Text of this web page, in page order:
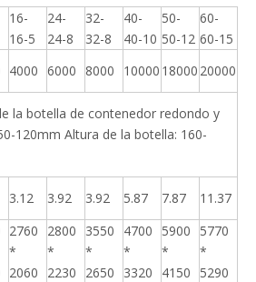
16-
16-5
24-
24-8
32-
32-8
40-
40-10
50-
50-12
60-
60-15
4000 6000 8000 10000 18000 20000
la botella de contenedor redondo y
120mm Altura de la botella: 160-
3.12 3.92 3.92 5.87 7.87 11.37
2760
*
2060
2800
*
2230
3550
*
2650
4700
*
3320
5900
*
4150
5770
*
5290